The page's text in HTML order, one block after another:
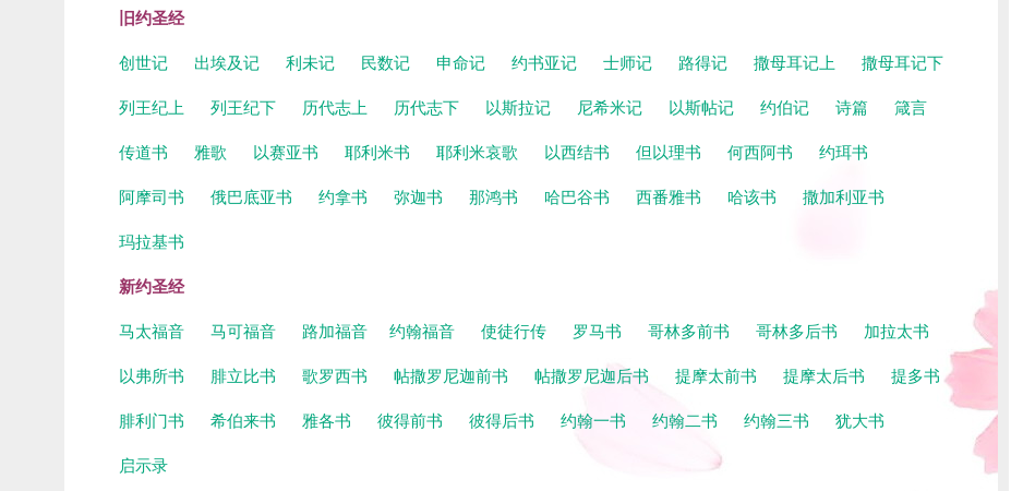
旧约圣经
创世记 出埃及记 利未记 民数记 申命记 约书亚记 士师记 路得记 撒母耳记上
撒母耳记下
列王纪上
列王纪下 历代志上 历代志下 以斯拉记 尼希米记 以斯帖记 约伯记 诗篇
箴言
传道书
雅歌 以赛亚书 耶利米书 耶利米哀歌 以西结书 但以理书 何西阿书
约珥书
阿摩司书
俄巴底亚书 约拿书 弥迦书 那鸿书 哈巴谷书 西番雅书 哈该书
撒加利亚书
玛拉基书
新约圣经
马太福音 马可福音 路加福音 约翰福音 使徒行传 罗马书 哥林多前书 哥林多后书
加拉太书
以弗所书
腓立比书 歌罗西书 帖撒罗尼迦前书 帖撒罗尼迦后书 提摩太前书 提摩太后书
提多书
腓利门书
希伯来书 雅各书 彼得前书 彼得后书 约翰一书 约翰二书 约翰三书
犹大书
启示录